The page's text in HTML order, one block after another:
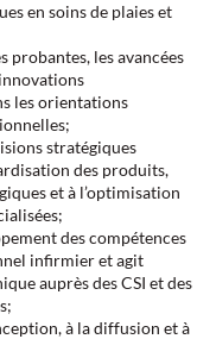
en soins de plaies et
probantes, les avancées
les orientations
stratégiques
des produits,
et à l’optimisation
des compétences
infirmier et agit
auprès des CSI et des
à la diffusion et à